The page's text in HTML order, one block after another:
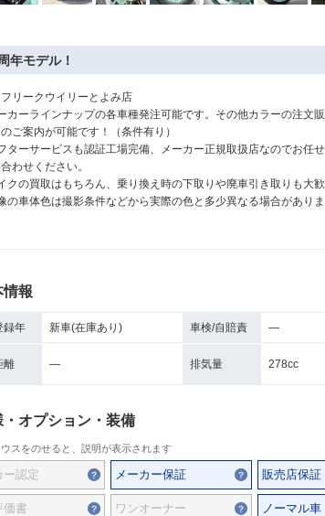
年モデル！
リークウイリーとよみ店
カーラインナップの各車種発注可能です。その他カラーの注文
ご案内が可能です！（条件有り）
ターサービスも認証工場完備、メーカー正規取扱店なのでお任
わせください。
クの買取はもちろん、乗り換え時の下取りや廃車引き取りも大歓
の車体色は撮影条件などから実際の色と多少異なる場合があり
情報
録年 新車(在庫あり) 車検/自賠責 ―
離 ― 排気量 278cc
・オプション・装備
スをのせると、説明が表示されます
ー認定 メーカー保証 販売店保証
価書 ワンオーナー ノーマル車